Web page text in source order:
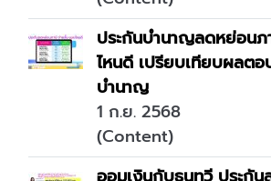
ประกันบำนาญลดหย่อน
ไหนดี เปรียบเทียบผลตอ
บำนาญ
1 ก.ย. 2568
(Content)